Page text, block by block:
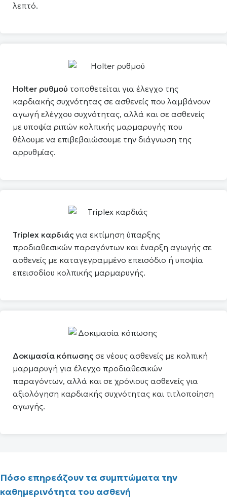
λεπτό.
Holter ρυθμού τοποθετείται για έλεγχο της
καρδιακής συχνότητας σε ασθενείς που λαμβάνουν
αγωγή ελέγχου συχνότητας, αλλά και σε ασθενείς
με υποψία ριπών κολπικής μαρμαρυγής που
θέλουμε να επιβεβαιώσουμε την διάγνωση της
αρρυθμίας.
Triplex καρδιάς για εκτίμηση ύπαρξης
προδιαθεσικών παραγόντων και έναρξη αγωγής σε
ασθενείς με καταγεγραμμένο επεισόδιο ή υποψία
επεισοδίου κολπικής μαρμαρυγής.
Δοκιμασία κόπωσης σε νέους ασθενείς με κολπική
μαρμαρυγή για έλεγχο προδιαθεσικών
παραγόντων, αλλά και σε χρόνιους ασθενείς για
αξιολόγηση καρδιακής συχνότητας και τιτλοποίηση
αγωγής.
Πόσο επηρεάζουν τα συμπτώματα την
καθημερινότητα του ασθενή